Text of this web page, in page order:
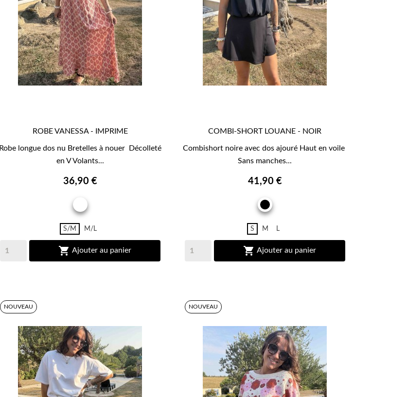
ROBE VANESSA - IMPRIME
Robe longue dos nu Bretelles à nouer Décolleté
en V Volants...
36,90 €
IMPRIME
S/M M/L
 Ajouter au panier
COMBI-SHORT LOUANE - NOIR
Combishort noire avec dos ajouré Haut en voile
Sans manches...
41,90 €
NOIR
S M L
 Ajouter au panier
NOUVEAU NOUVEAU